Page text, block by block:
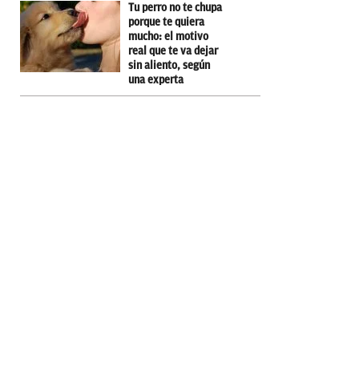
Tu perro no te chupa
porque te quiera
mucho: el motivo
real que te va dejar
sin aliento, según
una experta